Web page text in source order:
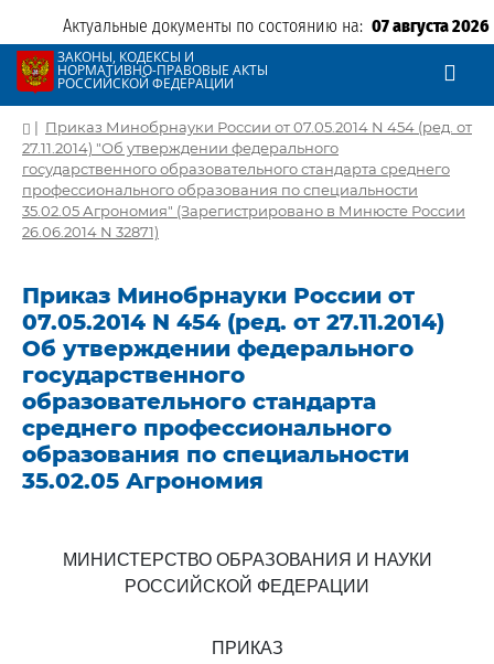
Актуальные документы по состоянию на: 07 августа 2026
ЗАКОНЫ, КОДЕКСЫ И
НОРМАТИВНО-ПРАВОВЫЕ АКТЫ
РОССИЙСКОЙ ФЕДЕРАЦИИ
| Приказ Минобрнауки России от 07.05.2014 N 454 (ред. от
27.11.2014) "Об утверждении федерального
государственного образовательного стандарта среднего
профессионального образования по специальности
35.02.05 Агрономия" (Зарегистрировано в Минюсте России
26.06.2014 N 32871)
Приказ Минобрнауки России от
07.05.2014 N 454 (ред. от 27.11.2014)
Об утверждении федерального
государственного
образовательного стандарта
среднего профессионального
образования по специальности
35.02.05 Агрономия
МИНИСТЕРСТВО ОБРАЗОВАНИЯ И НАУКИ
РОССИЙСКОЙ ФЕДЕРАЦИИ
ПРИКАЗ